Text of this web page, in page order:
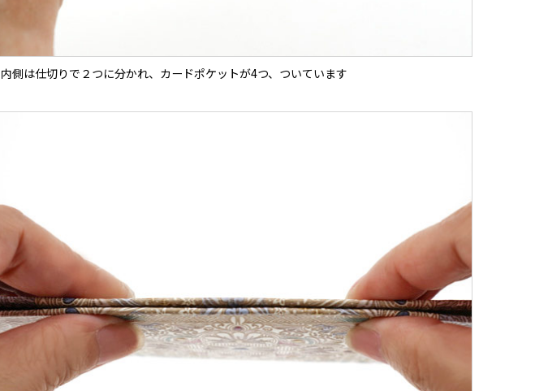
内側は仕切りで２つに分かれ、カードポケットが4つ、ついています